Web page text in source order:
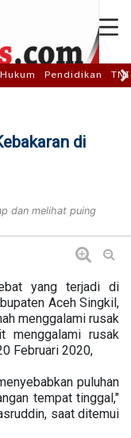
Hukum Pendidikan
di
dan melihat puing
yang terjadi di
Aceh Singkil,
menggalami rusak
menggalami rusak
Februari 2020,
puluhan
tempat tinggal,"
saat ditemui